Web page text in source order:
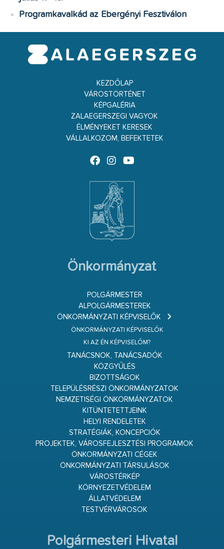
Programkavalkád az Ebergényi Fesztiválon
KEZDŐLAP
VÁROSTÖRTÉNET
KÉPGALÉRIA
ZALAEGERSZEGI VAGYOK
ÉLMÉNYEKET KERESEK
VÁLLALKOZOM, BEFEKTETEK
Önkormányzat
POLGÁRMESTER
ALPOLGÁRMESTEREK
ÖNKORMÁNYZATI KÉPVISELŐK
ÖNKORMÁNYZATI KÉPVISELŐK
KI AZ ÉN KÉPVISELŐM?
TANÁCSNOK, TANÁCSADÓK
KÖZGYŰLÉS
BIZOTTSÁGOK
TELEPÜLÉSRÉSZI ÖNKORMÁNYZATOK
NEMZETISÉGI ÖNKORMÁNYZATOK
KITÜNTETETTJEINK
HELYI RENDELETEK
STRATÉGIÁK, KONCEPCIÓK
PROJEKTEK, VÁROSFEJLESZTÉSI PROGRAMOK
ÖNKORMÁNYZATI CÉGEK
ÖNKORMÁNYZATI TÁRSULÁSOK
VÁROSTÉRKÉP
KÖRNYEZETVÉDELEM
ÁLLATVÉDELEM
TESTVÉRVÁROSOK
Polgármesteri Hivatal